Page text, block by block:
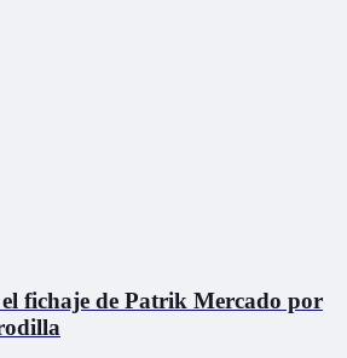
fichaje de Patrik Mercado por